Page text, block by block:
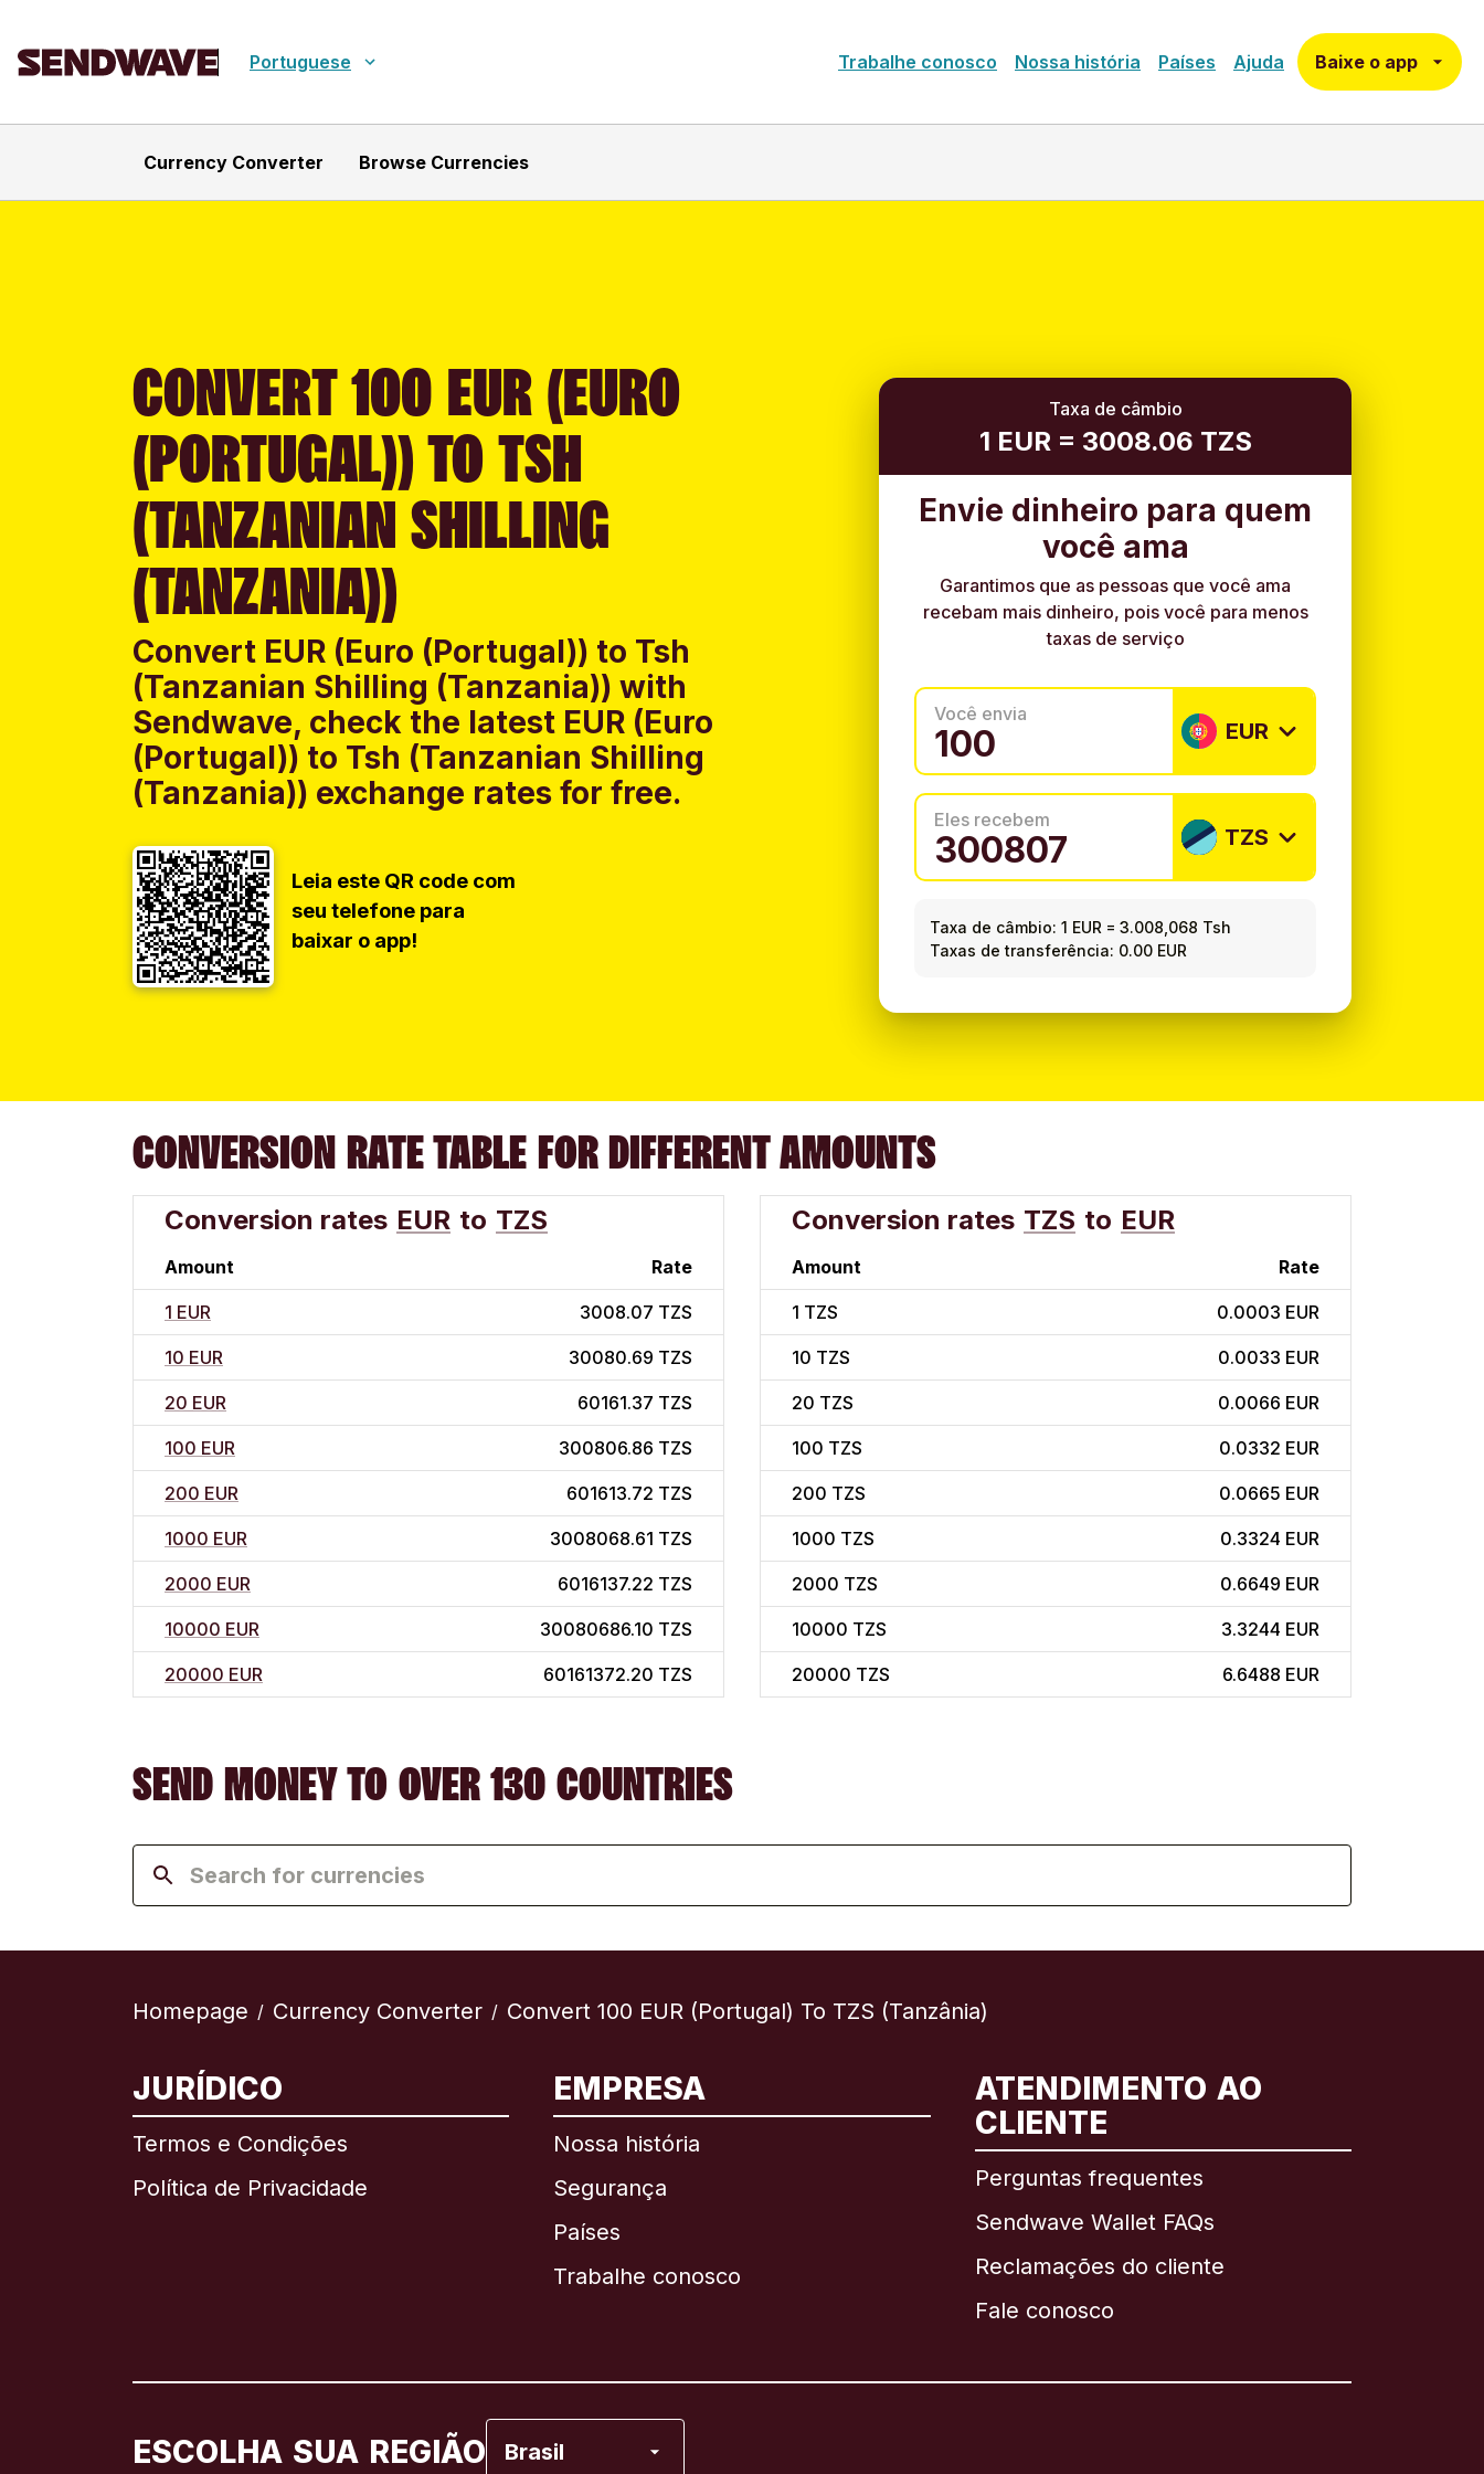
Portuguese Trabalhe conosco Nossa história Países Ajuda Baixe o app
Currency Converter Browse Currencies
CONVERT 100 EUR (EURO
(PORTUGAL)) TO TSH
(TANZANIAN SHILLING
(TANZANIA))
Convert EUR (Euro (Portugal)) to Tsh
(Tanzanian Shilling (Tanzania)) with
Sendwave, check the latest EUR (Euro
(Portugal)) to Tsh (Tanzanian Shilling
(Tanzania)) exchange rates for free.
Leia este QR code com
seu telefone para
baixar o app!
Taxa de câmbio
1 EUR = 3008.06 TZS
Envie dinheiro para quem
você ama
Garantimos que as pessoas que você ama
recebam mais dinheiro, pois você para menos
taxas de serviço
Você envia
EUR
Eles recebem
TZS
Taxa de câmbio: 1 EUR =3.008,068 Tsh
Taxas de transferência: 0.00 EUR
CONVERSION RATE TABLE FOR DIFFERENT AMOUNTS
Conversion rates EUR to TZS
Amount Rate
1 EUR 3008.07 TZS
10 EUR 30080.69 TZS
20 EUR 60161.37 TZS
100 EUR 300806.86 TZS
200 EUR 601613.72 TZS
1000 EUR 3008068.61 TZS
2000 EUR 6016137.22 TZS
10000 EUR 30080686.10 TZS
20000 EUR 60161372.20 TZS
Conversion rates TZS to EUR
Amount Rate
1 TZS 0.0003 EUR
10 TZS 0.0033 EUR
20 TZS 0.0066 EUR
100 TZS 0.0332 EUR
200 TZS 0.0665 EUR
1000 TZS 0.3324 EUR
2000 TZS 0.6649 EUR
10000 TZS 3.3244 EUR
20000 TZS 6.6488 EUR
SEND MONEY TO OVER 130 COUNTRIES
Homepage / Currency Converter / Convert 100 EUR (Portugal) To TZS (Tanzânia)
JURÍDICO
Termos e Condições
Política de Privacidade
EMPRESA
Nossa história
Segurança
Países
Trabalhe conosco
ATENDIMENTO AO
CLIENTE
Perguntas frequentes
Sendwave Wallet FAQs
Reclamações do cliente
Fale conosco
ESCOLHA SUA REGIÃO Brasil
Internacional English